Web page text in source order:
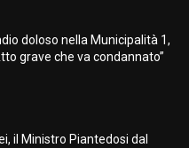
doloso nella Municipalità 1,
grave che va condannato”
il Ministro Piantedosi dal